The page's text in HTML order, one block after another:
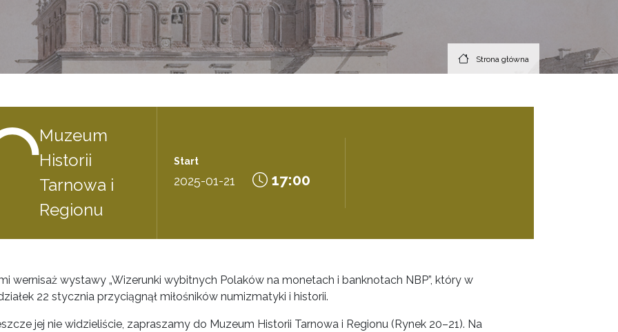
Strona główna
Muzeum
Historii
Tarnowa i
Regionu
Start
2025-01-21 17:00
wernisaż wystawy „Wizerunki wybitnych Polaków na monetach i banknotach NBP”, który w
22 stycznia przyciągnął miłośników numizmatyki i historii.
jej nie widzieliście, zapraszamy do Muzeum Historii Tarnowa i Regionu (Rynek 20–21). Na